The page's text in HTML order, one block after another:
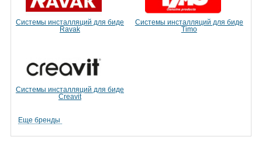
Системы инсталляций для биде
Ravak
Системы инсталляций для биде
Timo
Системы инсталляций для биде
Creavit
Еще бренды